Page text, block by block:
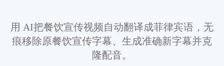
用 AI把餐饮宣传视频自动翻译成菲律宾语，无
痕移除原餐饮宣传字幕、生成准确新字幕并克
隆配音。